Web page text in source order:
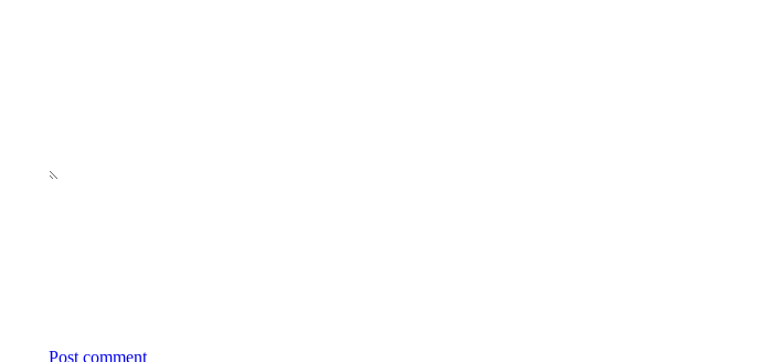
Post comment